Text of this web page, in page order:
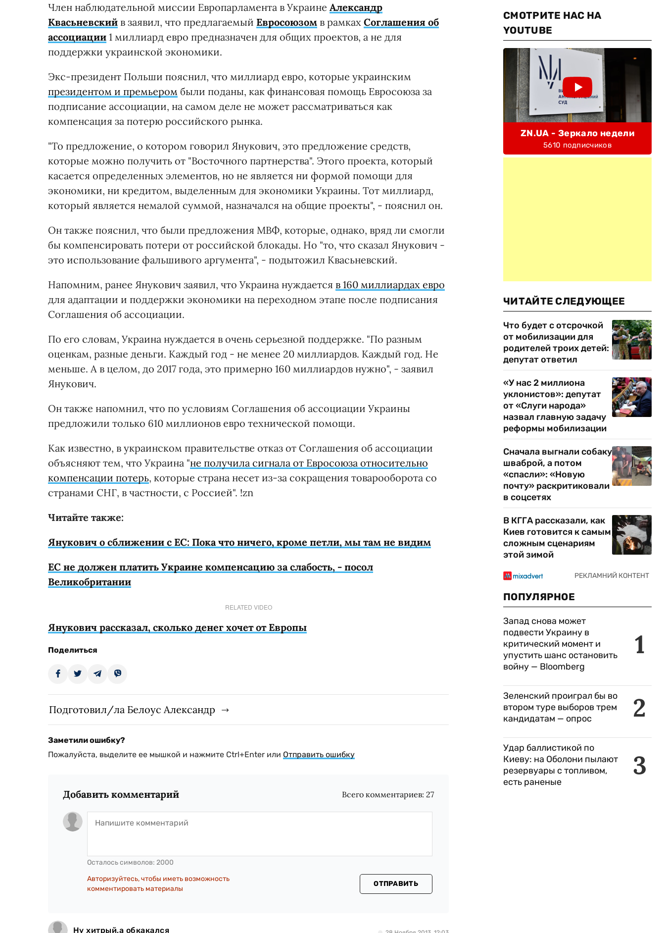
Член наблюдательной миссии Европарламента в Украине Александр
Квасьневский в заявил, что предлагаемый Евросоюзом в рамках Соглашения об
ассоциации 1 миллиард евро предназначен для общих проектов, а не для
поддержки украинской экономики.
Экс-президент Польши пояснил, что миллиард евро, которые украинским
президентом и премьером были поданы, как финансовая помощь Евросоюза за
подписание ассоциации, на самом деле не может рассматриваться как
компенсация за потерю российского рынка.
"То предложение, о котором говорил Янукович, это предложение средств,
которые можно получить от "Восточного партнерства". Этого проекта, который
касается определенных элементов, но не является ни формой помощи для
экономики, ни кредитом, выделенным для экономики Украины. Тот миллиард,
который является немалой суммой, назначался на общие проекты", - пояснил он.
Он также пояснил, что были предложения МВФ, которые, однако, вряд ли смогли
бы компенсировать потери от российской блокады. Но "то, что сказал Янукович -
это использование фальшивого аргумента", - подытожил Квасьневский.
Напомним, ранее Янукович заявил, что Украина нуждается в 160 миллиардах евро
для адаптации и поддержки экономики на переходном этапе после подписания
Соглашения об ассоциации.
По его словам, Украина нуждается в очень серьезной поддержке. "По разным
оценкам, разные деньги. Каждый год - не менее 20 миллиардов. Каждый год. Не
меньше. А в целом, до 2017 года, это примерно 160 миллиардов нужно", - заявил
Янукович.
Он также напомнил, что по условиям Соглашения об ассоциации Украины
предложили только 610 миллионов евро технической помощи.
Как известно, в украинском правительстве отказ от Соглашения об ассоциации
объясняют тем, что Украина "не получила сигнала от Евросоюза относительно
компенсации потерь, которые страна несет из-за сокращения товарооборота со
странами СНГ, в частности, с Россией". !zn
Читайте также:
Янукович о сближении с ЕС: Пока что ничего, кроме петли, мы там не видим
ЕС не должен платить Украине компенсацию за слабость, - посол
Великобритании
RELATED VIDEO
Янукович рассказал, сколько денег хочет от Европы
Поделиться
Подготовил/ла Белоус Александр
Заметили ошибку?
Пожалуйста, выделите ее мышкой и нажмите Ctrl+Enter или Отправить ошибку
Добавить комментарий Всего комментариев: 27
Осталось символов: 2000
Авторизуйтесь, чтобы иметь возможность
комментировать материалы
ОТПРАВИТЬ
Ну хитрый,а обкакался
СМОТРИТЕ НАС НА
YOUTUBE
ZN.UA - Зеркало недели
5610 подписчиков
ЧИТАЙТЕ СЛЕДУЮЩЕЕ
Что будет с отсрочкой
от мобилизации для
родителей троих детей:
депутат ответил
«У нас 2 миллиона
уклонистов»: депутат
от «Слуги народа»
назвал главную задачу
реформы мобилизации
Сначала выгнали собаку
шваброй, а потом
«спасли»: «Новую
почту» раскритиковали
в соцсетях
В КГГА рассказали, как
Киев готовится к самым
сложным сценариям
этой зимой
ПОПУЛЯРНОЕ
1
Запад снова может
подвести Украину в
критический момент и
упустить шанс остановить
войну — Bloomberg
2
Зеленский проиграл бы во
втором туре выборов трем
кандидатам — опрос
3
Удар баллистикой по
Киеву: на Оболони пылают
резервуары с топливом,
есть раненые